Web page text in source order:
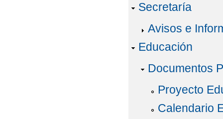
Secretaría
Avisos e
Educación
Documentos
Proyecto
Calendario